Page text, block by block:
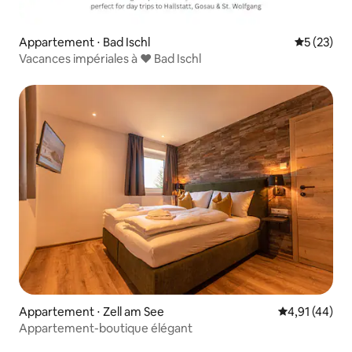
Appartement ⋅ Bad Ischl
5 (23)
Vacances impériales à ♥ Bad Ischl
Appartement ⋅ Zell am See Évaluation
4,91 (44)
Appartement-boutique élégant